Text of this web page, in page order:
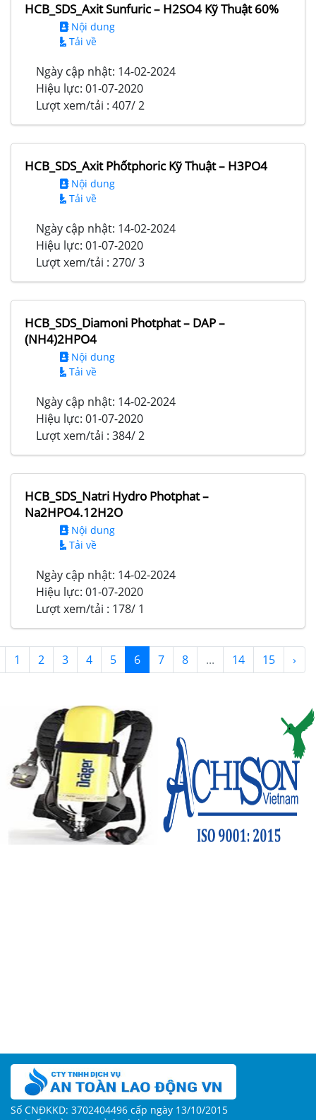
HCB_SDS_Axit Sunfuric – H2SO4 Kỹ Thuật 60%
Nội dung
Tải về
Ngày cập nhật: 14-02-2024
Hiệu lực: 01-07-2020
Lượt xem/tải : 407/ 2
HCB_SDS_Axit Phốtphoric Kỹ Thuật – H3PO4
Nội dung
Tải về
Ngày cập nhật: 14-02-2024
Hiệu lực: 01-07-2020
Lượt xem/tải : 270/ 3
HCB_SDS_Diamoni Photphat – DAP –
(NH4)2HPO4
Nội dung
Tải về
Ngày cập nhật: 14-02-2024
Hiệu lực: 01-07-2020
Lượt xem/tải : 384/ 2
HCB_SDS_Natri Hydro Photphat –
Na2HPO4.12H2O
Nội dung
Tải về
Ngày cập nhật: 14-02-2024
Hiệu lực: 01-07-2020
Lượt xem/tải : 178/ 1
1 2 3 4 5 6 7 8 ... 14 15 ›
Số CNĐKKD: 3702404496 cấp ngày 13/10/2015